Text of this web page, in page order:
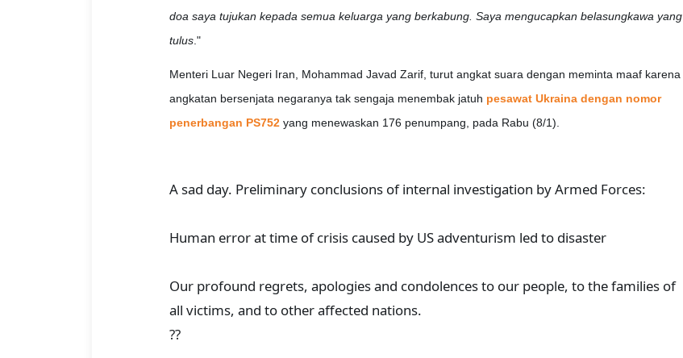
doa saya tujukan kepada semua keluarga yang berkabung. Saya mengucapkan belasungkawa yang
tulus."
Menteri Luar Negeri Iran, Mohammad Javad Zarif, turut angkat suara dengan meminta maaf karena
angkatan bersenjata negaranya tak sengaja menembak jatuh pesawat Ukraina dengan nomor
penerbangan PS752yang menewaskan 176 penumpang, pada Rabu (8/1).
A sad day. Preliminary conclusions of internal investigation by Armed Forces:
Human error at time of crisis caused by US adventurism led to disaster
Our profound regrets, apologies and condolences to our people, to the families of
all victims, and to other affected nations.
??